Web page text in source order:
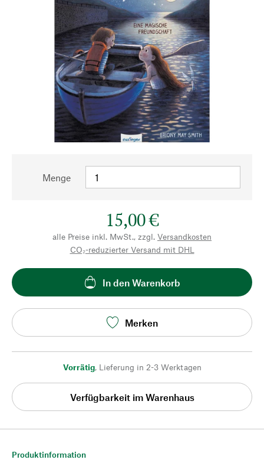
Menge
15,00 €
alle Preise inkl. MwSt., zzgl. Versandkosten
CO₂-reduzierter Versand mit DHL
In den Warenkorb
Merken
Vorrätig, Lieferung in 2-3 Werktagen
Verfügbarkeit im Warenhaus
Produktinformation